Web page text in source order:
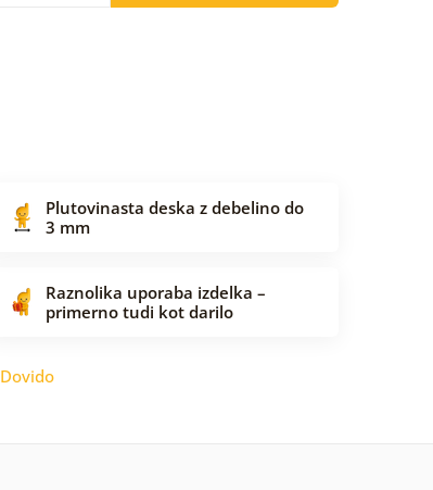
Plutovinasta deska z debelino do
3 mm
Raznolika uporaba izdelka –
primerno tudi kot darilo
Dovido